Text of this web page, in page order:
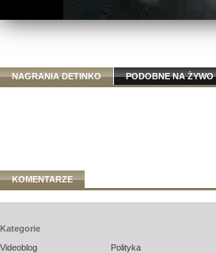
NAGRANIA DETINKO PODOBNE NA ŻYWO
KOMENTARZE
Kategorie
Videoblog
Polityka